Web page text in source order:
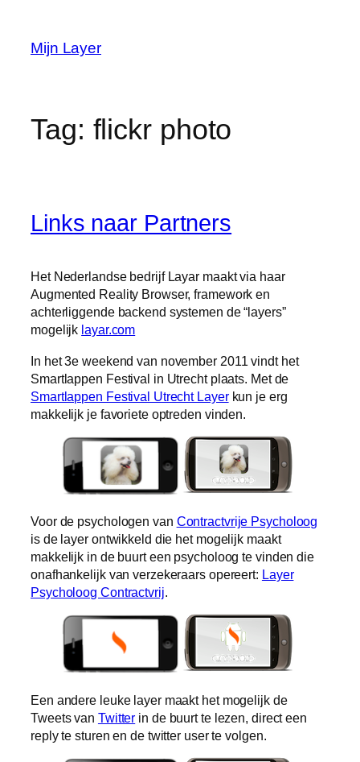
Mijn Layer
Tag: flickr photo
Links naar Partners
Het Nederlandse bedrijf Layar maakt via haar
Augmented Reality Browser, framework en
achterliggende backend systemen de “layers”
mogelijk layar.com
In het 3e weekend van november 2011 vindt het
Smartlappen Festival in Utrecht plaats. Met de
Smartlappen Festival Utrecht Layerkun je erg
makkelijk je favoriete optreden vinden.
Voor de psychologen van Contractvrije Psycholoog
is de layer ontwikkeld die het mogelijk maakt
makkelijk in de buurt een psycholoog te vinden die
onafhankelijk van verzekeraars opereert: Layer
Psycholoog Contractvrij.
Een andere leuke layer maakt het mogelijk de
Tweets van Twitter in de buurt te lezen, direct een
reply te sturen en de twitter user te volgen.